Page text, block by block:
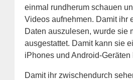
einmal rundherum schauen
Videos aufnehmen. Damit ihr
Daten auszulesen, wurde sie
ausgestattet. Damit kann sie
iPhones und Android-Geräten
Damit ihr zwischendurch